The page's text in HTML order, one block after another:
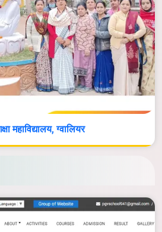
महाविद्यालय, ग्वालियर